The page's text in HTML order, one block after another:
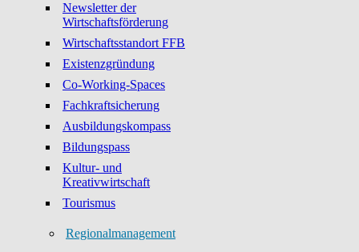
Newsletter der
Wirtschaftsförderung
Wirtschaftsstandort FFB
Existenzgründung
Co-Working-Spaces
Fachkraftsicherung
Ausbildungskompass
Bildungspass
Kultur- und
Kreativwirtschaft
Tourismus
Regionalmanagement